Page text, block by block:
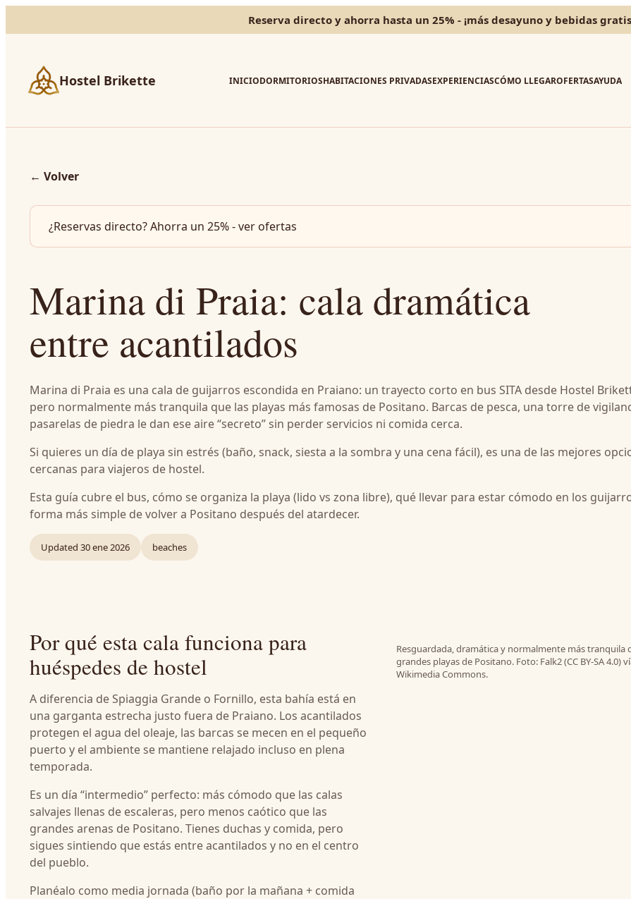
Reserva directo y ahorra hasta un 25% - ¡más desayuno y bebidas
Hostel Brikette INICIODORMITORIOSHABITACIONES PRIVADASEXPERIENCIASCÓMO LLEGAROFERTASAYUDA
← Volver
¿Reservas directo? Ahorra un 25% - ver ofertas
Marina di Praia: cala dramática
entre acantilados
Marina di Praia es una cala de guijarros escondida en Praiano: un trayecto corto en bus SITA desde Hostel
pero normalmente más tranquila que las playas más famosas de Positano. Barcas de pesca, una torre de
pasarelas de piedra le dan ese aire “secreto” sin perder servicios ni comida cerca.
Si quieres un día de playa sin estrés (baño, snack, siesta a la sombra y una cena fácil), es una de las mejores
cercanas para viajeros de hostel.
Esta guía cubre el bus, cómo se organiza la playa (lido vs zona libre), qué llevar para estar cómodo en los
forma más simple de volver a Positano después del atardecer.
Updated 30 ene 2026 beaches
Por qué esta cala funciona para
huéspedes de hostel
A diferencia de Spiaggia Grande o Fornillo, esta bahía está en
una garganta estrecha justo fuera de Praiano. Los acantilados
protegen el agua del oleaje, las barcas se mecen en el pequeño
puerto y el ambiente se mantiene relajado incluso en plena
temporada.
Es un día “intermedio” perfecto: más cómodo que las calas
salvajes llenas de escaleras, pero menos caótico que las
grandes arenas de Positano. Tienes duchas y comida, pero
sigues sintiendo que estás entre acantilados y no en el centro
del pueblo.
Planéalo como media jornada (baño por la mañana + comida
Resguardada, dramática y normalmente más tranquila
grandes playas de Positano. Foto: Falk2 (CC BY-SA 4.0)
Wikimedia Commons.